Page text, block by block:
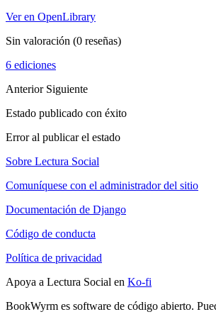
Ver en OpenLibrary
Sin valoración (0 reseñas)
6 ediciones
Anterior Siguiente
Estado publicado con éxito
Error al publicar el estado
Sobre Lectura Social
Comuníquese con el administrador del sitio
Documentación de Django
Código de conducta
Política de privacidad
Apoya a Lectura Social en Ko-fi
BookWyrm es software de código abierto.